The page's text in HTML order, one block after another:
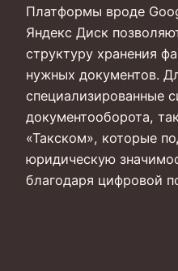
Платформы вроде
Яндекс Диск
структуру хранения
нужных документов.
специализированные
документооборота,
«Такском», которые
юридическую
благодаря цифровой